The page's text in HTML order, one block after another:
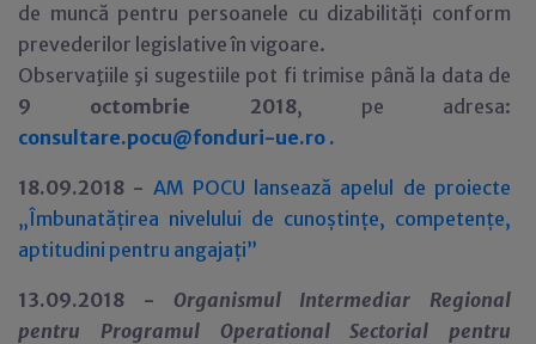
de muncă pentru persoanele cu dizabilități conform
prevederilor legislative în vigoare.
Observaţiile şi sugestiile pot fi trimise până la data de
9 octombrie 2018, pe adresa:
consultare.pocu@fonduri-ue.ro .
18.09.2018 - AM POCU lansează apelul de proiecte
„Îmbunatățirea nivelului de cunoștințe, competențe,
aptitudini pentru angajați”
13.09.2018 - Organismul Intermediar Regional
pentru Programul Operational Sectorial pentru